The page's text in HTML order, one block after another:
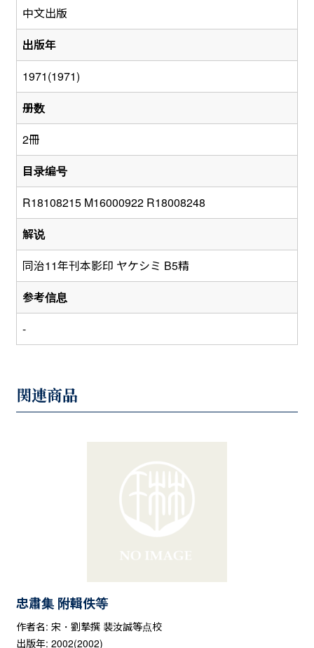
中文出版
出版年
1971(1971)
册数
2冊
目录编号
R18108215 M16000922 R18008248
解说
同治11年刊本影印 ヤケシミ B5精
参考信息
-
関連商品
忠肅集 附輯佚等
作者名: 宋・劉摯撰 裴汝誠等点校
出版年: 2002(2002)